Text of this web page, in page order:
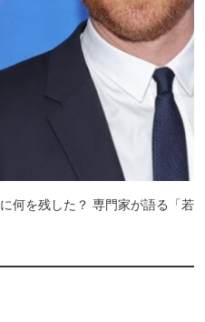
何を残した？ 専門家が語る「若